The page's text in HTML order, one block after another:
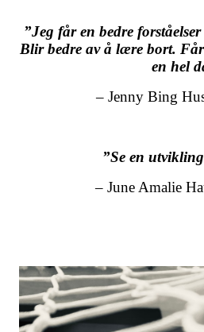
”Jeg får en bedre
Blir bedre av å lære bort.
en hel
– Jenny Bing
”Se en
– June Amalie